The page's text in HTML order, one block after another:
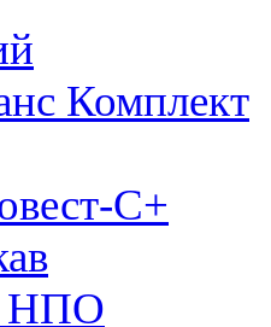
Комплект
С+
НПО